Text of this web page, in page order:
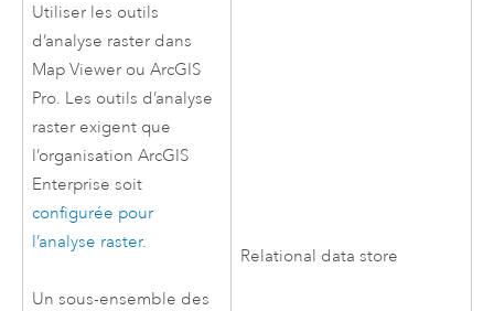
Utiliser les outils
d’analyse raster dans
Map Viewer ouArcGIS
Pro. Les outils d’analyse
raster exigent que
l’organisationArcGIS
Enterprise soit
configurée pour
l’analyse raster.
Un sous-ensemble des
Relational data store